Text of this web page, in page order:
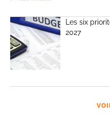
Les six
2027